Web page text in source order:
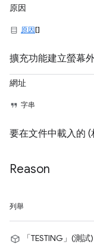
原因
原因[]
擴充功能建立螢幕
網址
字串
要在文件中載入的 (
Reason
列舉
「TESTING」(測試)